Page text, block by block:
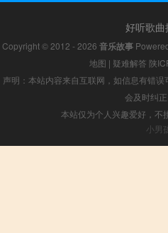
好听歌曲
Copyright © 2012 - 2026 音乐故事
地图 | 疑难解答 陕
声明：本站内容来自互联网，如信息有错
会及时纠
本站仅为个人兴趣爱好，不
小男